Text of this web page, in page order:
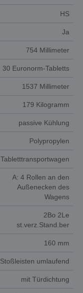
HS
Ja
754 Millimeter
30 Euronorm-Tabletts
1537 Millimeter
179 Kilogramm
passive Kühlung
Polypropylen
Tabletttransportwagen
A: 4 Rollen an den
Außenecken des
Wagens
2Bo 2Le
st.verz.Stand.ber
160 mm
Stoßleisten umlaufend
mit Türdichtung